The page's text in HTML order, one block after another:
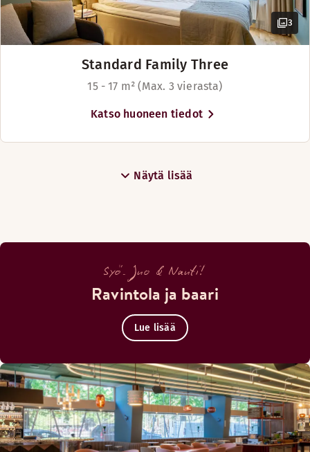
3
Standard Family Three
15 - 17 m² (Max. 3 vierasta)
Katso huoneen tiedot
Näytä lisää
Syö. Juo & Nauti!
Ravintola ja baari
Lue lisää
Lilla Hotellbaren kutsuu rentoon hengailuun vilkkaassa ja